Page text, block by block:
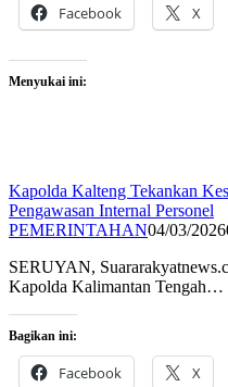
Facebook X
Menyukai ini:
Kapolda Kalteng Tekankan
Pengawasan Internal Personel
PEMERINTAHAN04/03/2026
SERUYAN,
Kapolda Kalimantan Tengah…
Bagikan ini:
Facebook X